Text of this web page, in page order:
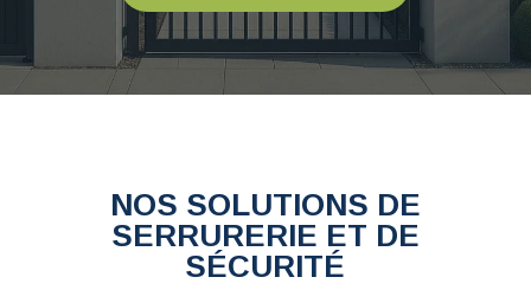
NOS SOLUTIONS DE
SERRURERIE ET DE
SÉCURITÉ